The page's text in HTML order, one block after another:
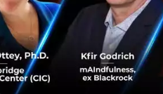
มพลัง AI กับความ
หมายอย่างชาญฉลาด
คลิกเดียว...